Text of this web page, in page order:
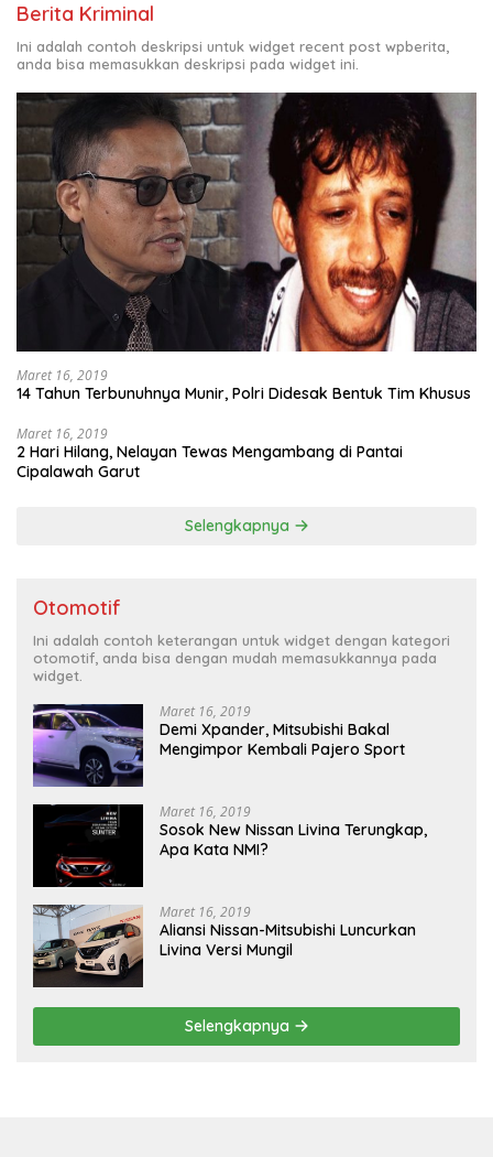
Berita Kriminal
Ini adalah contoh deskripsi untuk widget recent post wpberita,
anda bisa memasukkan deskripsi pada widget ini.
Maret 16, 2019
14 Tahun Terbunuhnya Munir, Polri Didesak Bentuk Tim Khusus
Maret 16, 2019
2 Hari Hilang, Nelayan Tewas Mengambang di Pantai
Cipalawah Garut
Selengkapnya
Otomotif
Ini adalah contoh keterangan untuk widget dengan kategori
otomotif, anda bisa dengan mudah memasukkannya pada
widget.
Maret 16, 2019
Demi Xpander, Mitsubishi Bakal
Mengimpor Kembali Pajero Sport
Maret 16, 2019
Sosok New Nissan Livina Terungkap,
Apa Kata NMI?
Maret 16, 2019
Aliansi Nissan-Mitsubishi Luncurkan
Livina Versi Mungil
Selengkapnya